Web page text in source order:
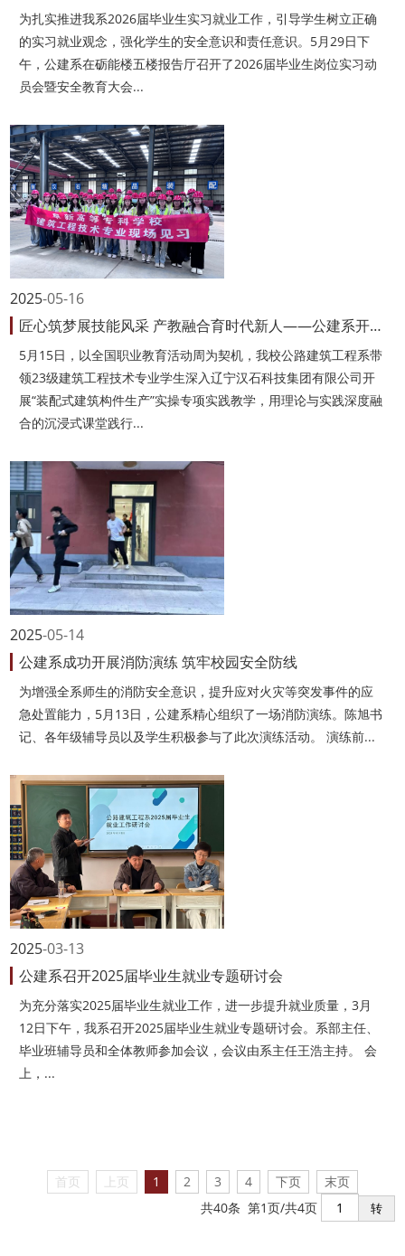
为扎实推进我系2026届毕业生实习就业工作，引导学生树立正确
的实习就业观念，强化学生的安全意识和责任意识。5月29日下
午，公建系在砺能楼五楼报告厅召开了2026届毕业生岗位实习动
员会暨安全教育大会...
05-16
2025
匠心筑梦展技能风采 产教融合育时代新人——公建系开展装配式建筑实...
5月15日，以全国职业教育活动周为契机，我校公路建筑工程系带
领23级建筑工程技术专业学生深入辽宁汉石科技集团有限公司开
展“装配式建筑构件生产”实操专项实践教学，用理论与实践深度融
合的沉浸式课堂践行...
05-14
2025
公建系成功开展消防演练 筑牢校园安全防线
为增强全系师生的消防安全意识，提升应对火灾等突发事件的应
急处置能力，5月13日，公建系精心组织了一场消防演练。陈旭书
记、各年级辅导员以及学生积极参与了此次演练活动。 演练前...
03-13
2025
公建系召开2025届毕业生就业专题研讨会
为充分落实2025届毕业生就业工作，进一步提升就业质量，3月
12日下午，我系召开2025届毕业生就业专题研讨会。系部主任、
毕业班辅导员和全体教师参加会议，会议由系主任王浩主持。 会
上，...
首页 上页 1 2 3 4 下页
末页
共40条 第1页/共4页
转